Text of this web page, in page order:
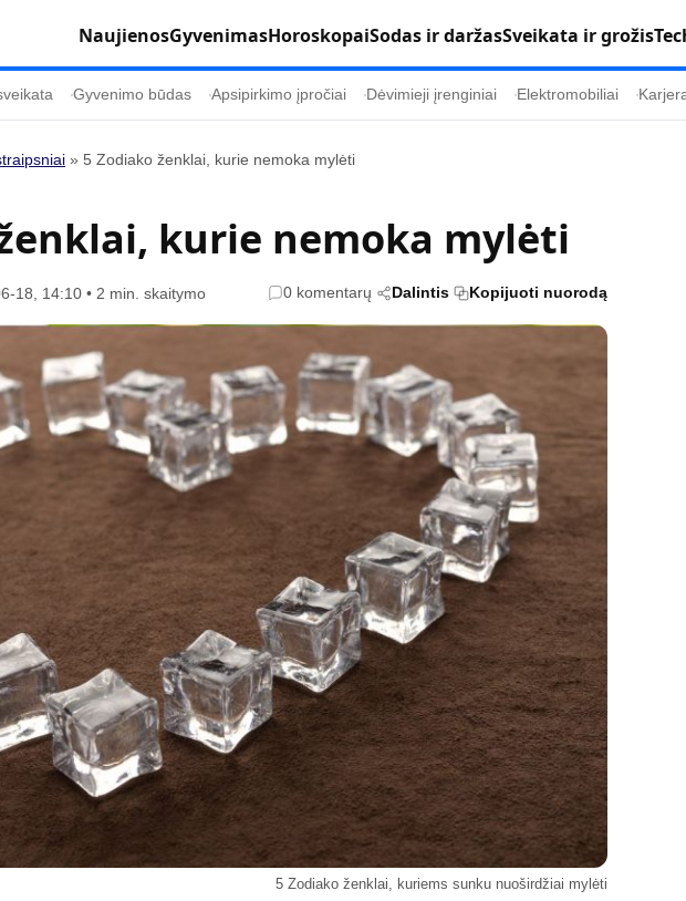
NaujienosGyvenimasHoroskopaiSodas ir daržasSveikata ir grožis
Horoskopai
Vasaros mada
Tėvai ir vaikai
Kultūra
Sveikata ir grožis
Psichologinė sveikata
Tvari mada
Etikos politika
Naudojimo sąlygos
Reklamos politika
Gyvenimo būdas Apsipirkimo įpročiai Dėvimieji įrenginiai Elektromobiliai
» 5 Zodiako ženklai, kurie nemoka mylėti
kurie nemoka mylėti
18, 14:10 • 2 min. skaitymo 0 komentarų Dalintis Kopijuoti nuorodą
5 Zodiako ženklai, kuriems sunku nuoširdžiai mylėti